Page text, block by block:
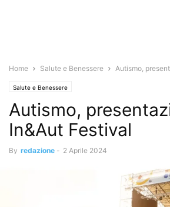
Home Salute e Benessere Autismo,
Salute e Benessere
Autismo,
In&Aut Festival
By redazione - 2 Aprile 2024